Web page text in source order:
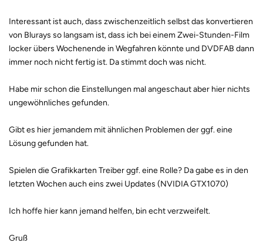
Interessant ist auch, dass zwischenzeitlich selbst das konvertieren
von Blurays so langsam ist, dass ich bei einem Zwei-Stunden-Film
locker übers Wochenende in Wegfahren könnte und DVDFAB dann
immer noch nicht fertig ist. Da stimmt doch was nicht.
Habe mir schon die Einstellungen mal angeschaut aber hier nichts
ungewöhnliches gefunden.
Gibt es hier jemandem mit ähnlichen Problemen der ggf. eine
Lösung gefunden hat.
Spielen die Grafikkarten Treiber ggf. eine Rolle? Da gabe es in den
letzten Wochen auch eins zwei Updates (NVIDIA GTX1070)
Ich hoffe hier kann jemand helfen, bin echt verzweifelt.
Gruß